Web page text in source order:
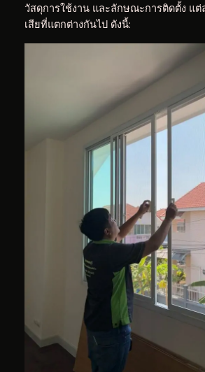
วัสดุการใช้งาน และลักษณะการติดตั้ง แ
เสียที่แตกต่างกันไป ดังนี้: